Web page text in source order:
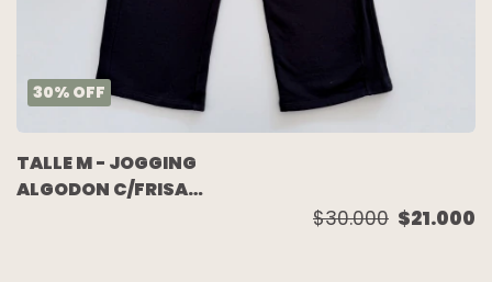
30% OFF
TALLE M - JOGGING
ALGODON C/FRISA
$30.000 $21.000